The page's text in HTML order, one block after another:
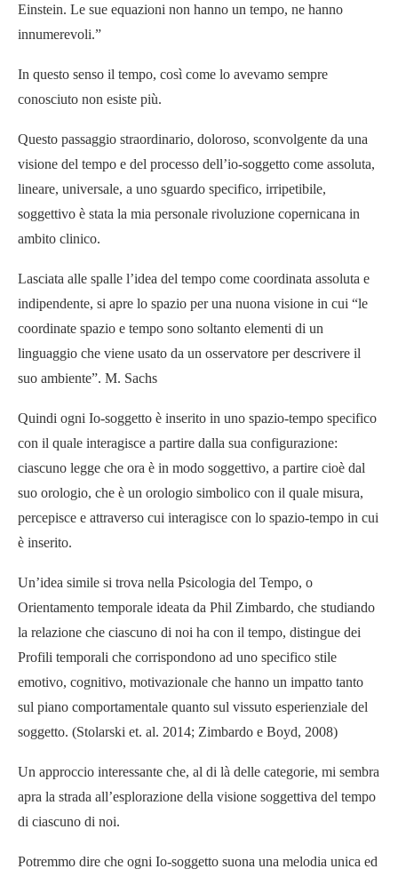
Einstein. Le sue equazioni non hanno un tempo, ne hanno
innumerevoli.”
In questo senso il tempo, così come lo avevamo sempre
conosciuto non esiste più.
Questo passaggio straordinario, doloroso, sconvolgente da una
visione del tempo e del processo dell’io-soggetto come assoluta,
lineare, universale, a uno sguardo specifico, irripetibile,
soggettivo è stata la mia personale rivoluzione copernicana in
ambito clinico.
Lasciata alle spalle l’idea del tempo come coordinata assoluta e
indipendente, si apre lo spazio per una nuona visione in cui “le
coordinate spazio e tempo sono soltanto elementi di un
linguaggio che viene usato da un osservatore per descrivere il
suo ambiente”. M. Sachs
Quindi ogni Io-soggetto è inserito in uno spazio-tempo specifico
con il quale interagisce a partire dalla sua configurazione:
ciascuno legge che ora è in modo soggettivo, a partire cioè dal
suo orologio, che è un orologio simbolico con il quale misura,
percepisce e attraverso cui interagisce con lo spazio-tempo in cui
è inserito.
Un’idea simile si trova nella Psicologia del Tempo, o
Orientamento temporale ideata da Phil Zimbardo, che studiando
la relazione che ciascuno di noi ha con il tempo, distingue dei
Profili temporali che corrispondono ad uno specifico stile
emotivo, cognitivo, motivazionale che hanno un impatto tanto
sul piano comportamentale quanto sul vissuto esperienziale del
soggetto. (Stolarski et. al. 2014; Zimbardo e Boyd, 2008)
Un approccio interessante che, al di là delle categorie, mi sembra
apra la strada all’esplorazione della visione soggettiva del tempo
di ciascuno di noi.
Potremmo dire che ogni Io-soggetto suona una melodia unica ed